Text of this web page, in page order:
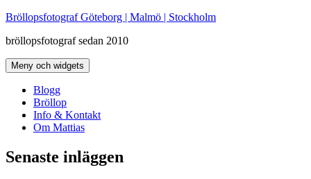
Hoppa
innehåll
Bröllopsfotograf Göteborg | Malmö | Stockholm
bröllopsfotograf sedan 2010
Meny och widgets
Blogg
Bröllop
Info & Kontakt
Om Mattias
Senaste inläggen